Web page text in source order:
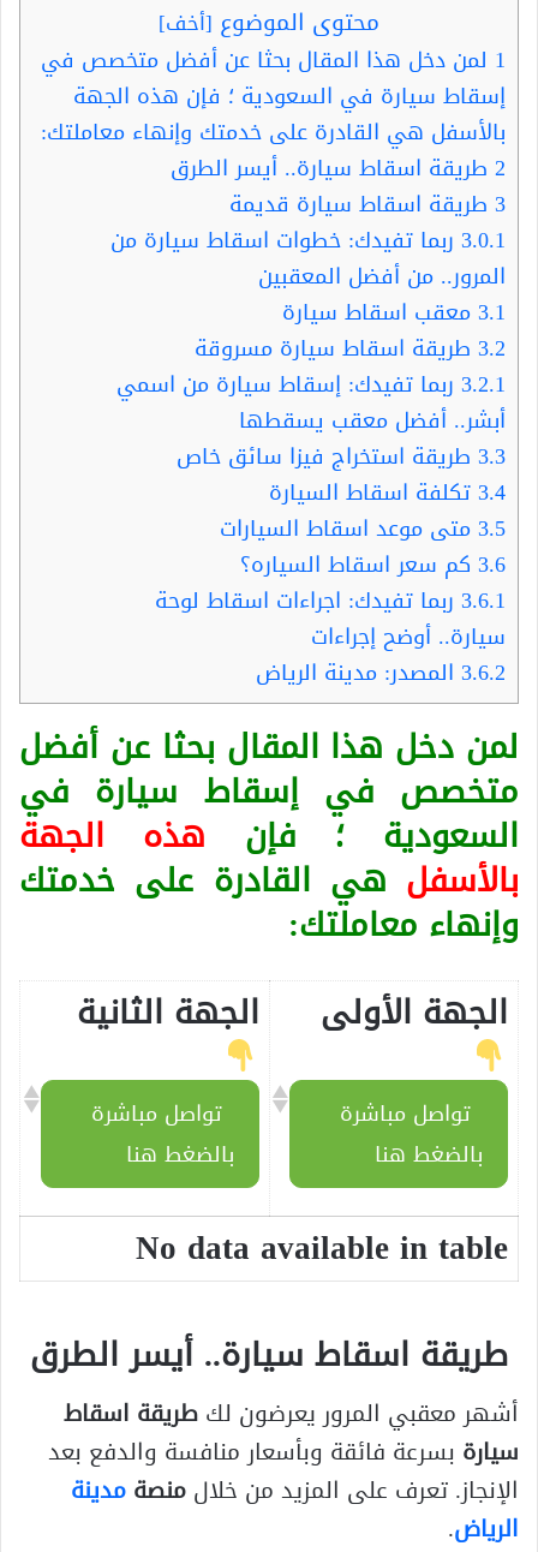
محتوى الموضوع [أخف]
1 لمن دخل هذا المقال بحثا عن أفضل متخصص في
إسقاط سيارة في السعودية ؛ فإن هذه الجهة
بالأسفل هي القادرة على خدمتك وإنهاء معاملتك:
2 طريقة اسقاط سيارة.. أيسر الطرق
3 طريقة اسقاط سيارة قديمة
3.0.1 ربما تفيدك: خطوات اسقاط سيارة من
المرور.. من أفضل المعقبين
3.1معقب اسقاط سيارة
3.2 طريقة اسقاط سيارة مسروقة
3.2.1 ربما تفيدك: إسقاط سيارة من اسمي
أبشر.. أفضل معقب يسقطها
3.3 طريقة استخراج فيزا سائق خاص
3.4تكلفة اسقاط السيارة
3.5متى موعد اسقاط السيارات
3.6 كم سعر اسقاط السياره؟
3.6.1 ربما تفيدك: اجراءات اسقاط لوحة
سيارة.. أوضح إجراءات
3.6.2 المصدر: مدينة الرياض
لمن دخل هذا المقال بحثا عن أفضل
متخصص في إسقاط سيارة في
السعودية ؛ فإن هذه الجهة
بالأسفل هي القادرة على خدمتك
وإنهاء معاملتك:
الجهة الأولى
تواصل مباشرة
بالضغط هنا
الجهة الثانية
تواصل مباشرة
بالضغط هنا
No data available in table
طريقة اسقاط سيارة.. أيسر الطرق
أشهر معقبي المرور يعرضون لكطريقة اسقاط
سيارة بسرعة فائقة وبأسعار منافسة والدفع بعد
الإنجاز. تعرف على المزيد من خلالمنصةمدينة
الرياض.